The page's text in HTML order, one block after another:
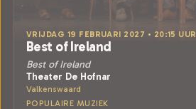
VRIJDAG 19 FEBRUARI 2027 • 20:15 UUR
Best of Ireland
Best of Ireland
Theater De Hofnar
Valkenswaard
POPULAIRE MUZIEK